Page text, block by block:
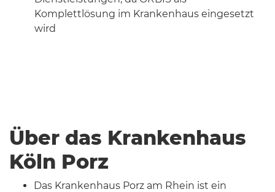
Komplettlösung im Krankenhaus eingesetzt
wird
Über das Krankenhaus
Köln Porz
Das Krankenhaus Porz am Rhein ist ein